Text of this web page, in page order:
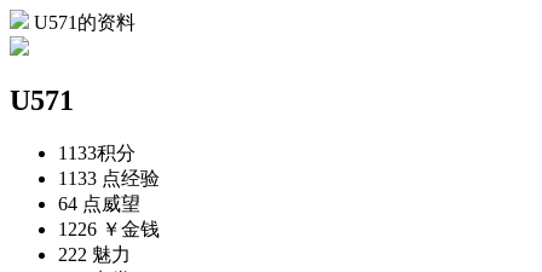
U571的资料
U571
1133积分
1133 点经验
64 点威望
1226 ￥金钱
222 魅力